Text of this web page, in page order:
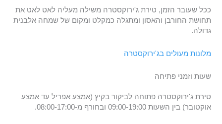
ככל שעובר הזמן, טירת ג'ירוקסטרה משילה מעליה לאט לאט את
תחושת החורבן והאסון ומתגלה כמקלט ומקום של שמחה אלבנית
גדולה.
מלונות מעולים בג'ירוקסטרה
שעות וזמני פתיחה
טירת ג'ירוקסטרה פתוחה לביקור בקיץ (אמצע אפריל עד אמצע
אוקטובר) בין השעות 09:00-19:00 ובחורף מ-08:00-17:00.